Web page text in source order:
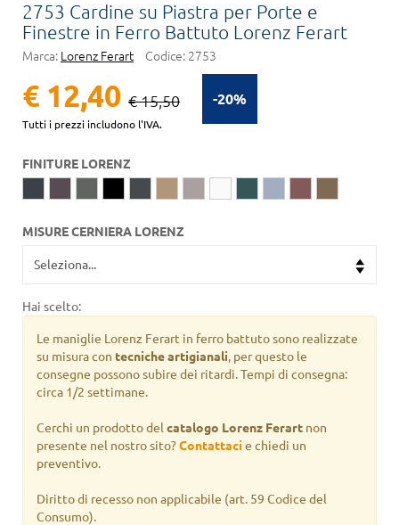
2753 Cardine su Piastra per Porte e
Finestre in Ferro Battuto Lorenz Ferart
Marca: Lorenz Ferart Codice: 2753
-20%
€ 12,40 € 15,50
Tutti i prezzi includono l'IVA.
FINITURE LORENZ
MISURE CERNIERA LORENZ
Hai scelto:
Le maniglie Lorenz Ferart in ferro battuto sono realizzate
su misura con tecniche artigianali, per questo le
consegne possono subire dei ritardi. Tempi di consegna:
circa 1/2 settimane.
Cerchi un prodotto del catalogo Lorenz Ferart non
presente nel nostro sito?Contattacie chiedi un
preventivo.
Diritto di recesso non applicabile (art. 59 Codice del
Consumo).